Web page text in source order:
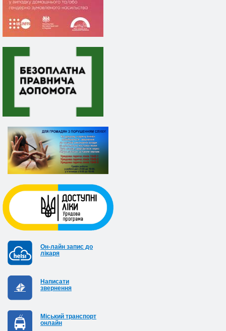
Он-лайн запис до
лікаря
Написати
звернення
Міський транспорт
онлайн